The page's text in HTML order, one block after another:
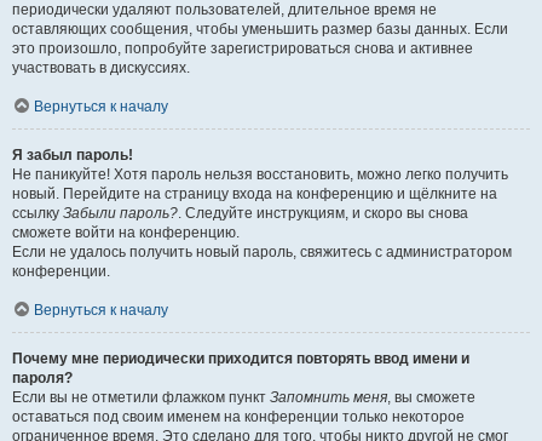
периодически удаляют пользователей, длительное время не
оставляющих сообщения, чтобы уменьшить размер базы данных. Если
это произошло, попробуйте зарегистрироваться снова и активнее
участвовать в дискуссиях.
Вернуться к началу
Я забыл пароль!
Не паникуйте! Хотя пароль нельзя восстановить, можно легко получить
новый. Перейдите на страницу входа на конференцию и щёлкните на
ссылку Забыли пароль?. Следуйте инструкциям, и скоро вы снова
сможете войти на конференцию.
Если не удалось получить новый пароль, свяжитесь с администратором
конференции.
Вернуться к началу
Почему мне периодически приходится повторять ввод имени и
пароля?
Если вы не отметили флажком пункт Запомнить меня, вы сможете
оставаться под своим именем на конференции только некоторое
ограниченное время. Это сделано для того, чтобы никто другой не смог